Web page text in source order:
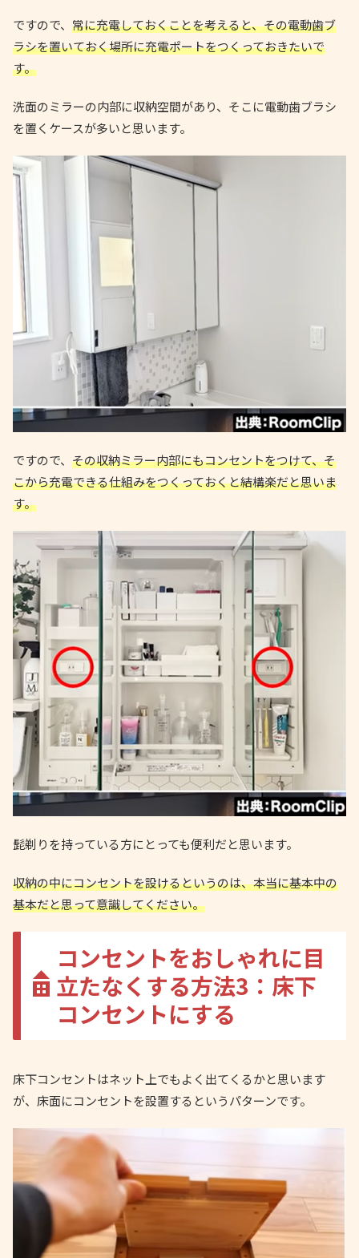
ですので、 常に充電しておくことを考えると、その電動歯ブ
ラシを置いておく場所に充電ポートをつくっておきたいで
す。
洗面のミラーの内部に収納空間があり、そこに電動歯ブラシ
を置くケースが多いと思います。
ですので、 その収納ミラー内部にもコンセントをつけて、そ
こから充電できる仕組みをつくっておくと結構楽だと思いま
す。
髭剃りを持っている方にとっても便利だと思います。
収納の中にコンセントを設けるというのは、本当に基本中の
基本だと思って意識してください。
コンセントをおしゃれに目
立たなくする方法3：床下
コンセントにする
床下コンセントはネット上でもよく出てくるかと思います
が、床面にコンセントを設置するというパターンです。